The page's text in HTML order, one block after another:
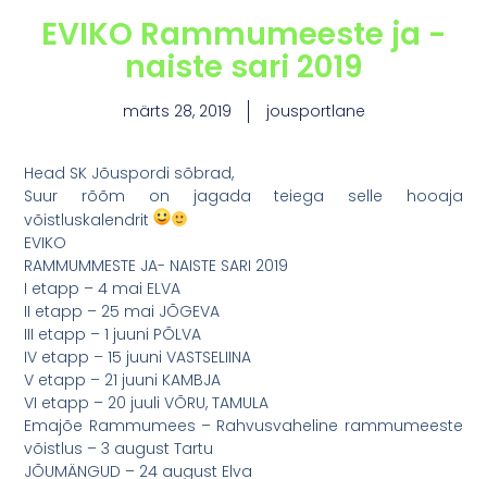
EVIKO Rammumeeste ja -
naiste sari 2019
märts 28, 2019 jousportlane
Head SK Jõuspordi sõbrad,
Suur rõõm on jagada teiega selle hooaja
võistluskalendrit
EVIKO
RAMMUMMESTE JA- NAISTE SARI 2019
I etapp – 4 mai ELVA
II etapp – 25 mai JÕGEVA
III etapp – 1 juuni PÕLVA
IV etapp – 15 juuni VASTSELIINA
V etapp – 21 juuni KAMBJA
VI etapp – 20 juuli VÕRU, TAMULA
Emajõe Rammumees – Rahvusvaheline rammumeeste
võistlus – 3 august Tartu
JÕUMÄNGUD – 24 august Elva